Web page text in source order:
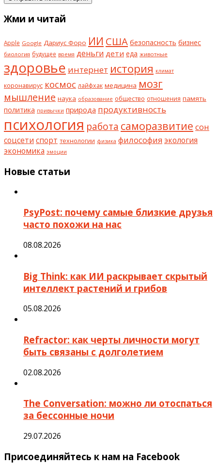
Жми и читай
Apple Google Дариус Форо ИИ США безопасность бизнес
биология будущее время деньги дети еда животные
здоровье интернет история климат
коронавирус космос лайфхак медицина мозг
мышление наука образование общество отношения память
политика привычки природа продуктивность
психология работа саморазвитие сон
соцсети спорт технологии физика философия экология
экономика эмоции
Новые статьи
PsyPost: почему самые близкие друзья
часто похожи на нас
08.08.2026
Big Think: как ИИ раскрывает скрытый
интеллект растений и грибов
05.08.2026
Refractor: как черты личности могут
быть связаны с долголетием
02.08.2026
The Conversation: можно ли отоспаться
за бессонные ночи
29.07.2026
Присоединяйтесь к нам на Facebook